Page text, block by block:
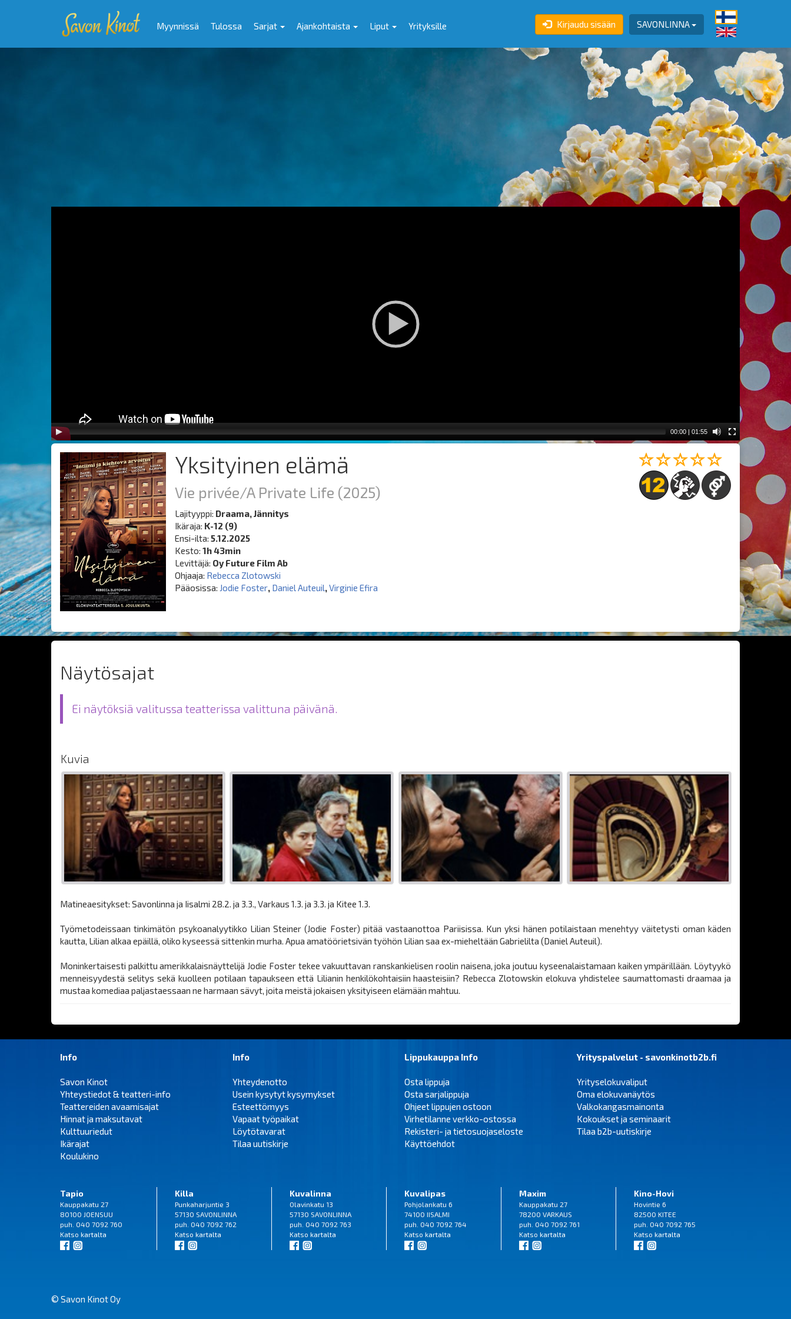
SAVONLINNA
Kirjaudu sisään
Myynnissä Tulossa Sarjat Ajankohtaista Liput Yrityksille
00:00 | 01:55
Yksityinen elämä
Vie privée/A Private Life (2025)
Lajityyppi: Draama, Jännitys
Ikäraja: K-12 (9)
Ensi-ilta: 5.12.2025
Kesto: 1h 43min
Levittäjä: Oy Future Film Ab
Ohjaaja: Rebecca Zlotowski
Pääosissa: Jodie Foster, Daniel Auteuil,Virginie Efira
Näytösajat
Ei näytöksiä valitussa teatterissa valittuna päivänä.
Kuvia
Matineaesitykset: Savonlinna ja Iisalmi 28.2. ja 3.3., Varkaus 1.3. ja 3.3. ja Kitee 1.3.
Työmetodeissaan tinkimätön psykoanalyytikko Lilian Steiner (Jodie Foster) pitää vastaanottoa Pariisissa. Kun yksi hänen potilaistaan menehtyy väitetysti oman käden
kautta, Lilian alkaa epäillä, oliko kyseessä sittenkin murha. Apua amatöörietsivän työhön Lilian saa ex-mieheltään Gabrielilta (Daniel Auteuil).
Moninkertaisesti palkittu amerikkalaisnäyttelijä Jodie Foster tekee vakuuttavan ranskankielisen roolin naisena, joka joutuu kyseenalaistamaan kaiken ympärillään. Löytyykö
menneisyydestä selitys sekä kuolleen potilaan tapaukseen että Lilianin henkilökohtaisiin haasteisiin? Rebecca Zlotowskin elokuva yhdistelee saumattomasti draamaa ja
mustaa komediaa paljastaessaan ne harmaan sävyt, joita meistä jokaisen yksityiseen elämään mahtuu.
Info
Savon Kinot
Yhteystiedot & teatteri-info
Teattereiden avaamisajat
Hinnat ja maksutavat
Kulttuuriedut
Ikärajat
Koulukino
Info
Yhteydenotto
Usein kysytyt kysymykset
Esteettömyys
Vapaat työpaikat
Löytötavarat
Tilaa uutiskirje
Lippukauppa Info
Osta lippuja
Osta sarjalippuja
Ohjeet lippujen ostoon
Virhetilanne verkko-ostossa
Rekisteri- ja tietosuojaseloste
Käyttöehdot
Yrityspalvelut - savonkinotb2b.fi
Yrityselokuvaliput
Oma elokuvanäytös
Valkokangasmainonta
Kokoukset ja seminaarit
Tilaa b2b-uutiskirje
Tapio
Kauppakatu 27
80100 JOENSUU
puh. 040 7092 760
Katso kartalta
Killa
Punkaharjuntie 3
57130 SAVONLINNA
puh. 040 7092 762
Katso kartalta
Kuvalinna
Olavinkatu 13
57130 SAVONLINNA
puh. 040 7092 763
Katso kartalta
Kuvalipas
Pohjolankatu 6
74100 IISALMI
puh. 040 7092 764
Katso kartalta
Maxim
Kauppakatu 27
78200 VARKAUS
puh. 040 7092 761
Katso kartalta
Kino-Hovi
Hovintie 6
82500 KITEE
puh. 040 7092 765
Katso kartalta
© Savon Kinot Oy